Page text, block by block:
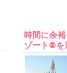
時間に余
ゾート®を